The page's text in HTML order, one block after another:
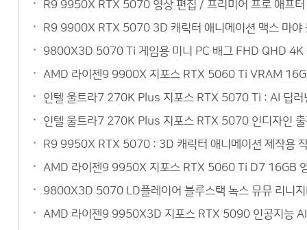
R9 9950X RTX 5070 영상 편집 / 프리미어 프로 애프터
R9 9900X RTX 5070 3D 캐릭터 애니메이션 맥스 마야
9800X3D 5070 Ti 게임용 미니 PC 배그 FHD QHD 4K
AMD 라이젠9 9900X 지포스 RTX 5060 Ti VRAM
인텔 울트라7 270K Plus 지포스 RTX 5070 Ti : AI 딥러
인텔 울트라7 270K Plus 지포스 RTX 5070 인디자인
R9 9950X RTX 5070 : 3D 캐릭터 애니메이션 제작용
AMD 라이젠9 9950X 지포스 RTX 5060 Ti D7 16GB
9800X3D 5070 LD플레이어 블루스택 녹스 뮤뮤 리니
AMD 라이젠9 9950X3D 지포스 RTX 5090 인공지능 AI